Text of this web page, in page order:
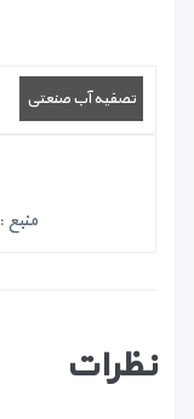
تصفیه آب صنعتی
منبع :
نظرات